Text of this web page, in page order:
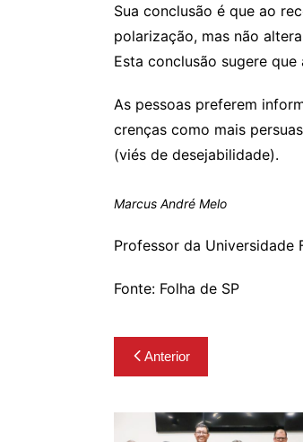
Sua conclusão é que ao
polarização, mas não
Esta conclusão sugere
As pessoas preferem
crenças como mais
(viés de desejabilidade).
Marcus André Melo
Professor da Universidade
Fonte: Folha de SP
Navegação
de
Post
Anterior